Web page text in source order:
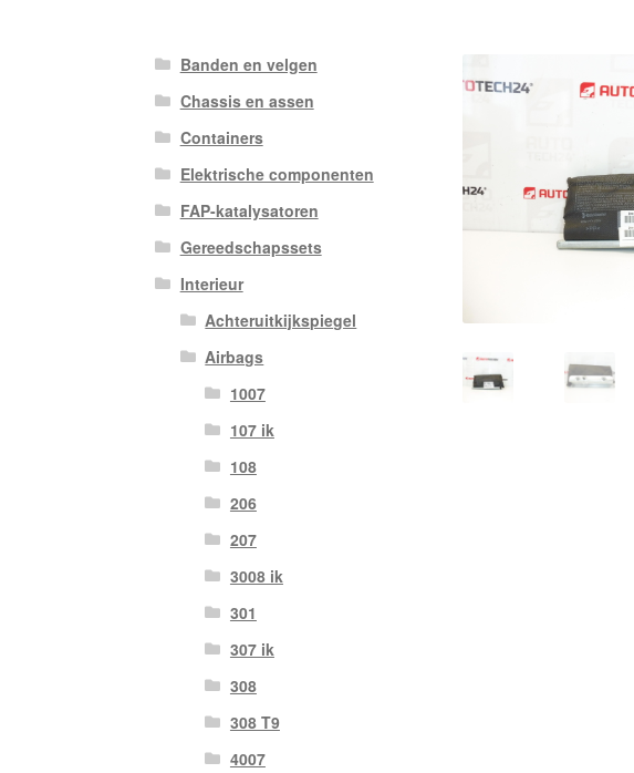
Banden en velgen
Chassis en assen
Containers
Elektrische componenten
FAP-katalysatoren
Gereedschapssets
Interieur
Achteruitkijkspiegel
Airbags
1007
107 ik
108
206
207
3008 ik
301
307 ik
308
308 T9
4007